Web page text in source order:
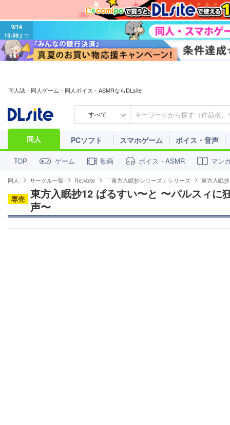
9/14
13:59まで
同人誌・同人ゲーム・同人ボイス・ASMRならDLsite
すべて
同人 PCソフト スマホゲーム ボイス・音声
TOP ゲーム 動画 ボイス・ASMR マン
同人 サークル一覧 Re:Volte 「東方入眠抄シリーズ」シリーズ 東方入眠
専売 東方入眠抄12 ぱるすい〜と 〜パルスィに
声〜